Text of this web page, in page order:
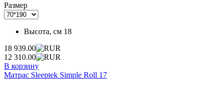
Размер
Высота, см 18
18 939.00
12 310.00
В корзину
Матрас Sleeptek Simple Roll 17